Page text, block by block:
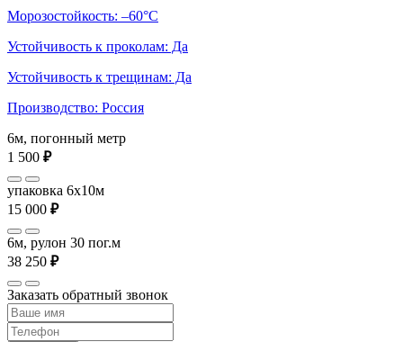
Морозостойкость: –60°С
Устойчивость к проколам: Да
Устойчивость к трещинам: Да
Производство: Россия
6м, погонный метр
1 500 ₽
упаковка 6x10м
15 000 ₽
6м, рулон 30 пог.м
38 250 ₽
Заказать обратный звонок